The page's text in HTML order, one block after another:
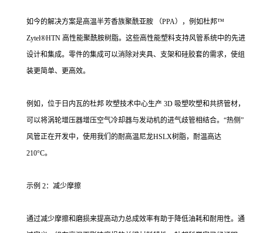
如今的解决方案是高温半芳香族聚酰亚胺 （PPA），例如杜邦™
Zytel®HTN 高性能聚酰胺树脂。这些高性能塑料支持风管系统中的先进
设计和集成。零件的集成可以消除对夹具、支架和硅胶套的需求，使组
装更简单、更高效。
例如，位于日内瓦的杜邦 吹塑技术中心生产 3D 吸塑吹塑和共挤管材，
可以将涡轮增压器增压空气冷却器与发动机的进气歧管相结合。“热侧”
风管正在开发中，使用我们的耐高温尼龙HSLX树脂，耐温高达
210°C。
示例 2：减少摩擦
通过减少摩擦和磨损来提高动力总成效率有助于降低油耗和耐用性。通